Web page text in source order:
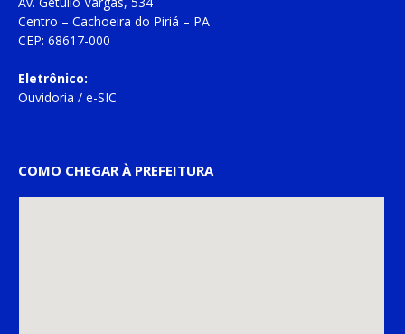
Centro – Cachoeira do Piriá – PA
CEP: 68617-000
Eletrônico:
Ouvidoria / e-SIC
COMO CHEGAR À PREFEITURA